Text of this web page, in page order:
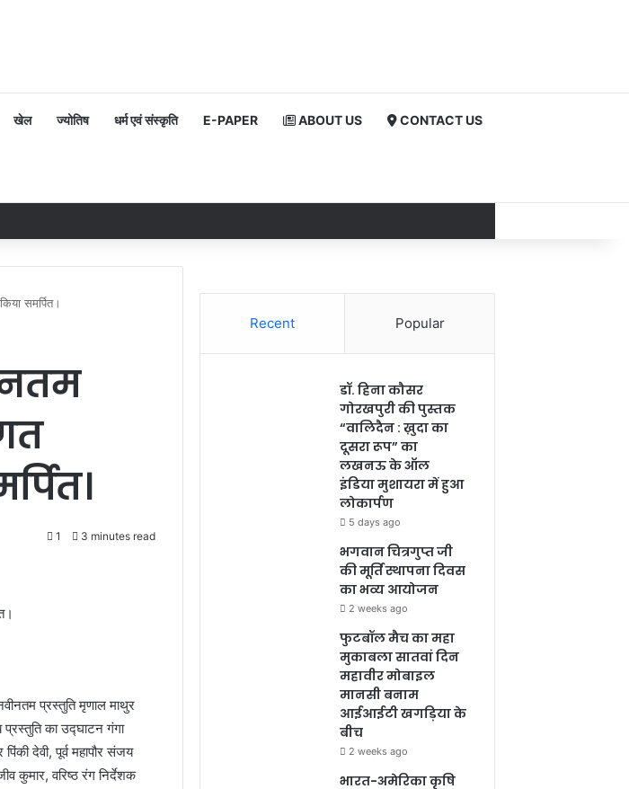
खेल ज्योतिष धर्म एवं संस्कृति E-PAPER ABOUT US CONTACT US
समर्पित।
1 3 minutes read
प्रस्तुति मृणाल माथुर
प्रस्तुति का उद्घाटन गंगा
देवी, पूर्व महापौर संजय
कुमार, वरिष्ठ रंग निर्देशक
Recent Popular
डॉ. हिना कौसर
गोरखपुरी की पुस्तक
“वालिदैन : ख़ुदा का
दूसरा रूप” का
लखनऊ के ऑल
इंडिया मुशायरा में हुआ
लोकार्पण
5 days ago
भगवान चित्रगुप्त जी
की मूर्ति स्थापना दिवस
का भव्य आयोजन
2 weeks ago
फुटबॉल मैच का महा
मुकाबला सातवां दिन
महावीर मोबाइल
मानसी बनाम
आईआईटी खगड़िया के
बीच
2 weeks ago
भारत-अमेरिका कृषि